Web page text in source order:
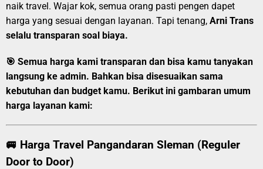
naik travel. Wajar kok, semua orang pasti pengen dapet
harga yang sesuai dengan layanan. Tapi tenang, Arni Trans
selalu transparan soal biaya.
🎯 Semua harga kami transparan dan bisa kamu tanyakan
langsung ke admin. Bahkan bisa disesuaikan sama
kebutuhan dan budget kamu. Berikut ini gambaran umum
harga layanan kami:
🚐 Harga Travel Pangandaran Sleman (Reguler
Door to Door)